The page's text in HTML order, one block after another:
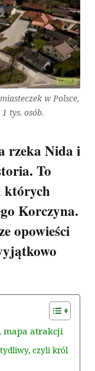
w Polsce,
tys. osób.
rzeka Nida i
To
których
Korczyna.
opowieści
mapa atrakcji
czyli król